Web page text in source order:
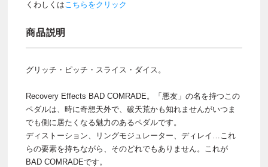
くわしくは こちらをクリック
商品説明
グリッチ・ピッチ・スライス・ダイス。
Recovery Effects BAD COMRADE。「悪友」の名を持つこの
ペダルは、時に奇想天外で、破天荒かも知れませんがいつま
でも側に居たくなる魅力のあるペダルです。
ディストーション、リングモジュレーター、ディレイ…これ
らの要素を持ちながら、そのどれでもありません。これが
BAD COMRADEです。